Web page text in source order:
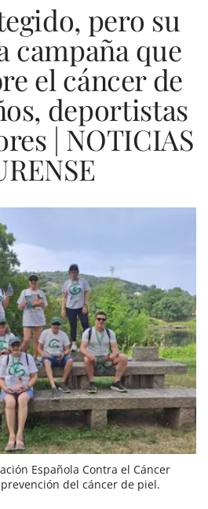
pero su
campaña que
el cáncer de
deportistas
| NOTICIAS
Española Contra el Cáncer
del cáncer de piel.